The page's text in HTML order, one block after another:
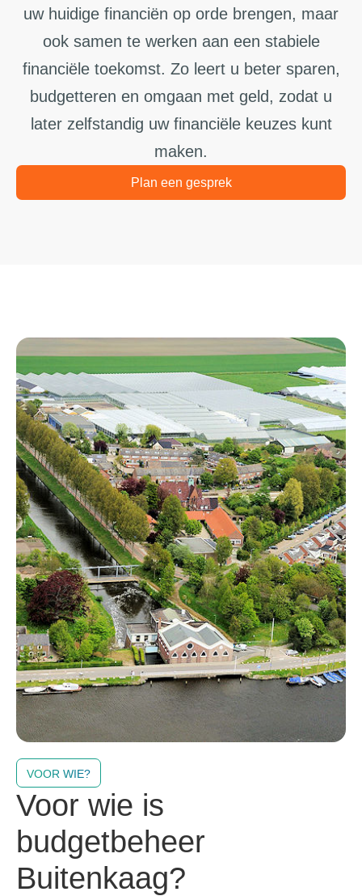
uw huidige financiën op orde brengen, maar
ook samen te werken aan een stabiele
financiële toekomst. Zo leert u beter sparen,
budgetteren en omgaan met geld, zodat u
later zelfstandig uw financiële keuzes kunt
maken.
Plan een gesprek
VOOR WIE?
Voor wie is
budgetbeheer
Buitenkaag?